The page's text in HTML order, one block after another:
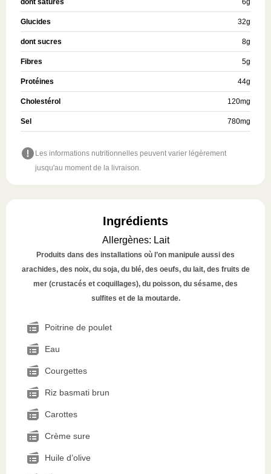
dont saturés 6g
Glucides 32g
dont sucres 8g
Fibres 5g
Protéines 44g
Cholestérol 120mg
Sel 780mg
Les informations nutritionnelles peuvent varier légèrement
jusqu'au moment de la livraison.
Ingrédients
Allergènes: Lait
Produits dans des installations où l’on manipule aussi des
arachides, des noix, du soja, du blé, des oeufs, du lait, des fruits de
mer (crustacés et coquillages), du poisson, du sésame, des
sulfites et de la moutarde.
Poitrine de poulet
Eau
Courgettes
Riz basmati brun
Carottes
Crème sure
Huile d’olive